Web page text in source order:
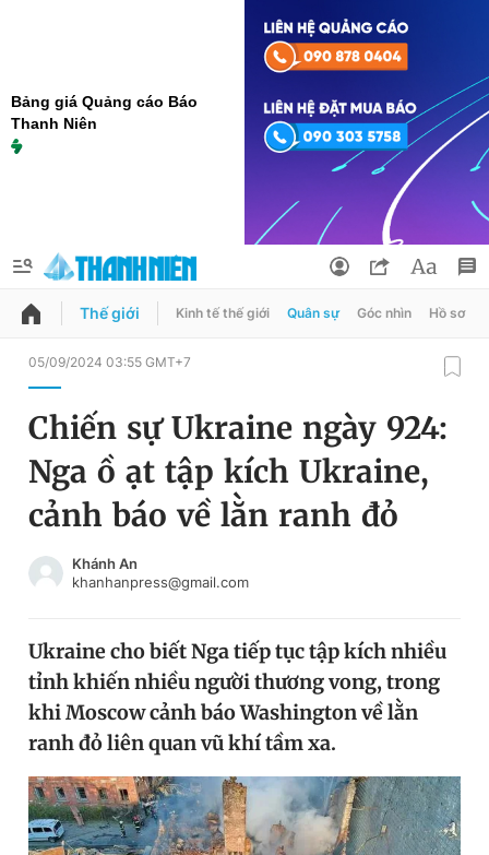
Bảng giá Quảng cáo Báo
Thanh Niên
QUẢNG CÁO
Chuyên mục
Chuyên mục khác
Chào ngày mới
Video Magazine
Sản phẩm khác
Tiện ích Bạn cần biết
Đổi mật khẩu
Tin đã lưu
Đăng xuất
Thế giới Kinh tế thế giới Quân sự Góc nhìn Hồ sơ
05/09/2024 03:55 GMT+7
Chiến sự Ukraine ngày 924:
Nga ồ ạt tập kích Ukraine,
cảnh báo về lằn ranh đỏ
Khánh An
khanhanpress@gmail.com
Ukraine cho biết Nga tiếp tục tập kích nhiều
tỉnh khiến nhiều người thương vong, trong
khi Moscow cảnh báo Washington về lằn
ranh đỏ liên quan vũ khí tầm xa.